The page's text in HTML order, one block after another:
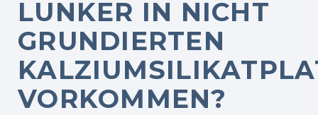
LUNKER IN NICHT
GRUNDIERTEN
VORKOMMEN?